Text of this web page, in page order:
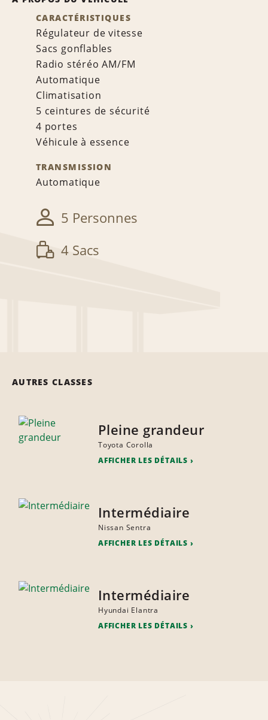
CARACTÉRISTIQUES
Régulateur de vitesse
Sacs gonflables
Radio stéréo AM/FM
Automatique
Climatisation
5 ceintures de sécurité
4 portes
Véhicule à essence
TRANSMISSION
Automatique
5 Personnes
4 Sacs
AUTRES CLASSES
Pleine grandeur
Toyota Corolla
AFFICHER LES DÉTAILS
Intermédiaire
Nissan Sentra
AFFICHER LES DÉTAILS
Intermédiaire
Hyundai Elantra
AFFICHER LES DÉTAILS